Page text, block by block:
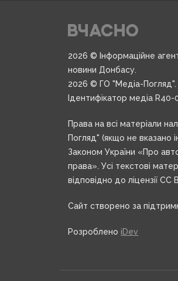
2026 © Інформаційне
новини Донбасу.
2026 © ГО "Медіа-Погляд".
Ідентифікатор медіа R40-
Права на всі матеріали
Погляд" (якщо не вказано
Законом України «Про
права». Усі текстові
відповідно до ліцензії CC
Сайт створено за
Розроблено iDev